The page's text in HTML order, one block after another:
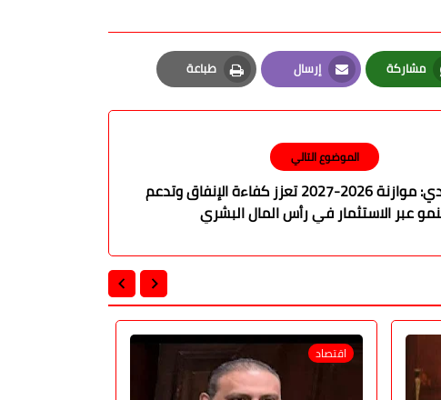
مشاركة
Whatsapp
إرسال
Email
طباعة
Print
الموضوع التالي
خبير اقتصادي: موازنة 2026-2027 تعزز كفاءة الإنفاق وتدعم
عبر الاستثمار في رأس المال البشري
اقتصاد